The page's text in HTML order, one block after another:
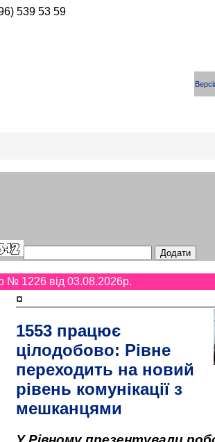
539 53 59
№ 1226 від 03.08.2026p.
¤
1553 працює
цілодобово: Рівне
переходить на новий
рівень комунікації з
мешканцями